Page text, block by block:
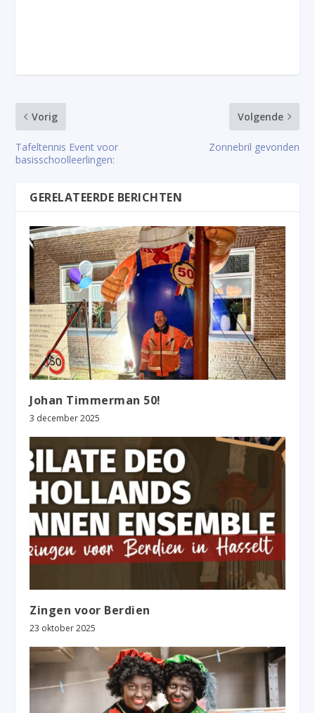
Vorig
Tafeltennis Event voor
basisschoolleerlingen:
Volgende
Zonnebril gevonden
GERELATEERDE BERICHTEN
Johan Timmerman 50!
3 december 2025
Zingen voor Berdien
23 oktober 2025